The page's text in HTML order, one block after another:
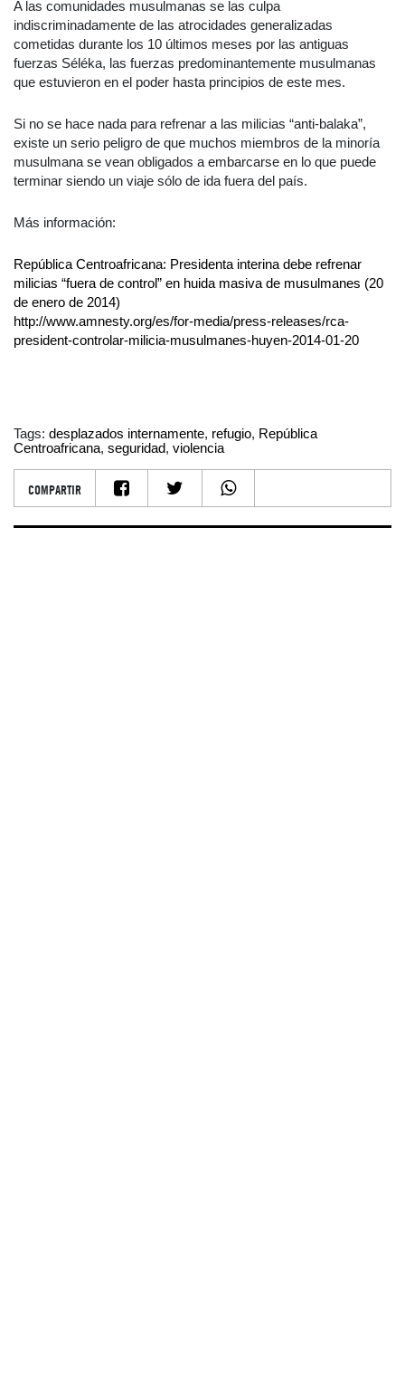
A las comunidades musulmanas se las culpa
indiscriminadamente de las atrocidades generalizadas
cometidas durante los 10 últimos meses por las antiguas
fuerzas Séléka, las fuerzas predominantemente musulmanas
que estuvieron en el poder hasta principios de este mes.
Si no se hace nada para refrenar a las milicias “anti-balaka”,
existe un serio peligro de que muchos miembros de la minoría
musulmana se vean obligados a embarcarse en lo que puede
terminar siendo un viaje sólo de ida fuera del país.
Más información:
República Centroafricana: Presidenta interina debe refrenar
milicias “fuera de control” en huida masiva de musulmanes (20
de enero de 2014)
http://www.amnesty.org/es/for-media/press-releases/rca-
president-controlar-milicia-musulmanes-huyen-2014-01-20
Tags: desplazados internamente, refugio, República
Centroafricana, seguridad, violencia
COMPARTIR